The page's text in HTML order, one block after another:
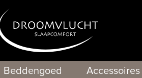
Beddengoed Accessoires